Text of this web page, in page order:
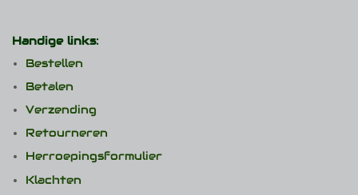
Handige links:
Bestellen
Betalen
Verzending
Retourneren
Herroepingsformulier
Klachten